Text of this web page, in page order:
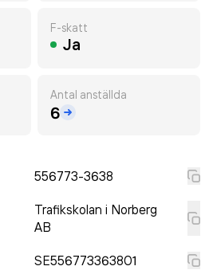
F-skatt
Ja
Antal anställda
6
556773-3638
Trafikskolan i Norberg
AB
SE556773363801